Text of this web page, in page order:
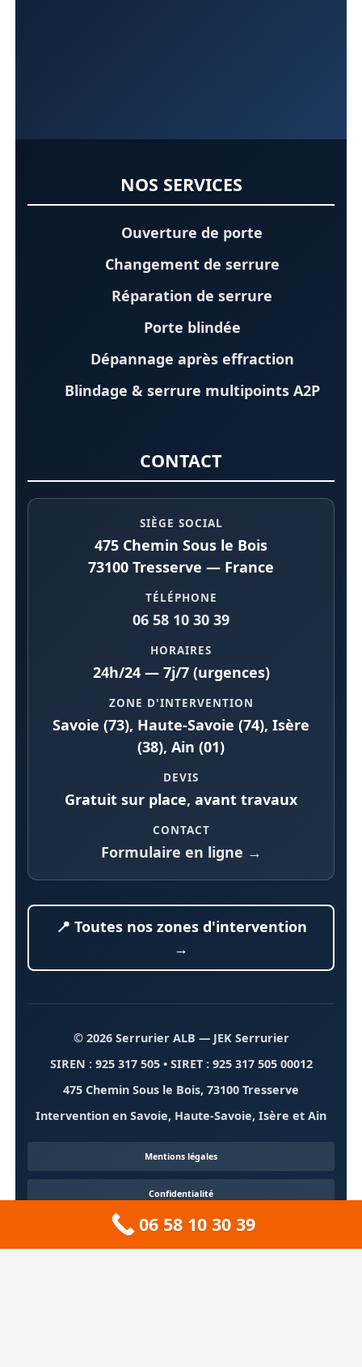
NOS SERVICES
Ouverture de porte
Changement de serrure
Réparation de serrure
Porte blindée
Dépannage après effraction
Blindage & serrure multipoints A2P
CONTACT
SIÈGE SOCIAL
475 Chemin Sous le Bois
73100 Tresserve — France
TÉLÉPHONE
06 58 10 30 39
HORAIRES
24h/24 — 7j/7 (urgences)
ZONE D'INTERVENTION
Savoie (73), Haute-Savoie (74), Isère
(38), Ain (01)
DEVIS
Gratuit sur place, avant travaux
CONTACT
Formulaire en ligne →
📍 Toutes nos zones d'intervention
→
© 2026 Serrurier ALB — JEK Serrurier
SIREN : 925 317 505 • SIRET : 925 317 505 00012
475 Chemin Sous le Bois, 73100 Tresserve
Intervention en Savoie, Haute-Savoie, Isère et Ain
Mentions légales
Confidentialité
Contact
06 58 10 30 39